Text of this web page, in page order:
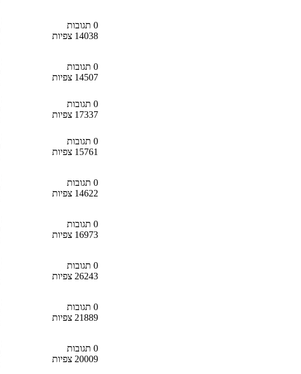
0 תגובות
14038 צפיות
0 תגובות
14507 צפיות
0 תגובות
17337 צפיות
0 תגובות
15761 צפיות
0 תגובות
14622 צפיות
0 תגובות
16973 צפיות
0 תגובות
26243 צפיות
0 תגובות
21889 צפיות
0 תגובות
20009 צפיות